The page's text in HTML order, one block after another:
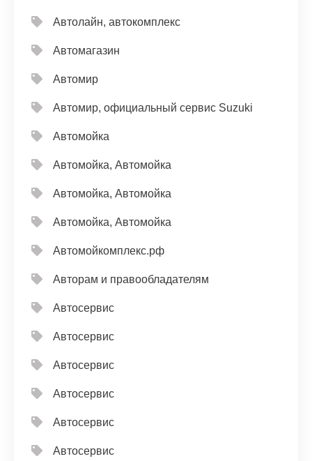
Автолайн, автокомплекс
Автомагазин
Автомир
Автомир, официальный сервис Suzuki
Автомойка
Автомойка, Автомойка
Автомойка, Автомойка
Автомойка, Автомойка
Автомойкомплекс.рф
Авторам и правообладателям
Автосервис
Автосервис
Автосервис
Автосервис
Автосервис
Автосервис